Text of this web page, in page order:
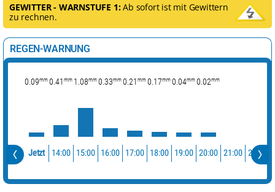
GEWITTER - WARNSTUFE 1:Ab sofort ist mit Gewittern
zu rechnen.
REGEN-WARNUNG
0.09mm 0.41 mm 1.08mm 0.33mm 0.21 mm 0.17mm 0.04mm 0.02mm
Jetzt 14:00 15:00 16:00 17:00 18:00 19:00 20:00 21:00 22:00